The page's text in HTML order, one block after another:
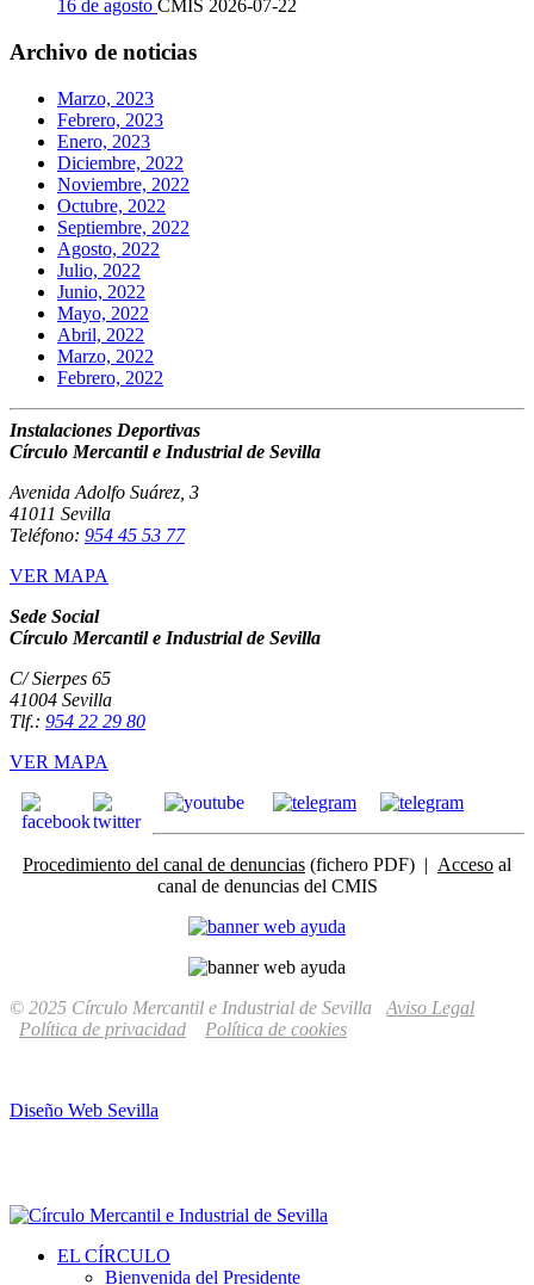
16 de agosto CMIS 2026-07-22
Archivo de noticias
Marzo, 2023
Febrero, 2023
Enero, 2023
Diciembre, 2022
Noviembre, 2022
Octubre, 2022
Septiembre, 2022
Agosto, 2022
Julio, 2022
Junio, 2022
Mayo, 2022
Abril, 2022
Marzo, 2022
Febrero, 2022
Instalaciones Deportivas
Círculo Mercantil e Industrial de Sevilla
Avenida Adolfo Suárez, 3
41011 Sevilla
Teléfono: 954 45 53 77
VER MAPA
Sede Social
Círculo Mercantil e Industrial de Sevilla
C/ Sierpes 65
41004 Sevilla
Tlf.: 954 22 29 80
VER MAPA
Procedimiento del canal de denuncias (fichero PDF) | Acceso al
canal de denuncias del CMIS
© 2025 Círculo Mercantil e Industrial de Sevilla Aviso Legal
Política de privacidad
Política de cookies
Diseño Web Sevilla
EL CÍRCULO
Bienvenida del Presidente